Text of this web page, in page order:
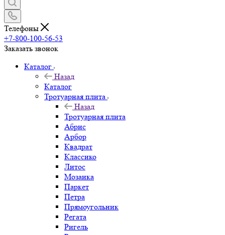
Телефоны
+7-800-100-56-53
Заказать звонок
Каталог
Назад
Каталог
Тротуарная плита
Назад
Тротуарная плита
Абрис
Арбор
Квадрат
Классико
Литос
Мозаика
Паркет
Петра
Прямоугольник
Регата
Ригель